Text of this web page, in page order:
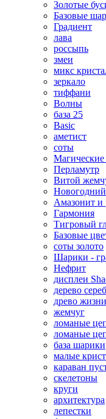
Золотые
Базовые
Градиент
лава
россыпь
змеи
микс
зеркало
тиффани
Волны
база 25
Basic
аметист
соты
Магические
Перламутр
Витой
Амазонит и
Гармония
Тигровый
Базовые
соты золото
Шарики -
Нефрит
дисплеи
дерево
древо жизни
жемчуг
ломаные
ломаные
база шарики
малые
караван
скелетоны
круги
архитектура
лепестки